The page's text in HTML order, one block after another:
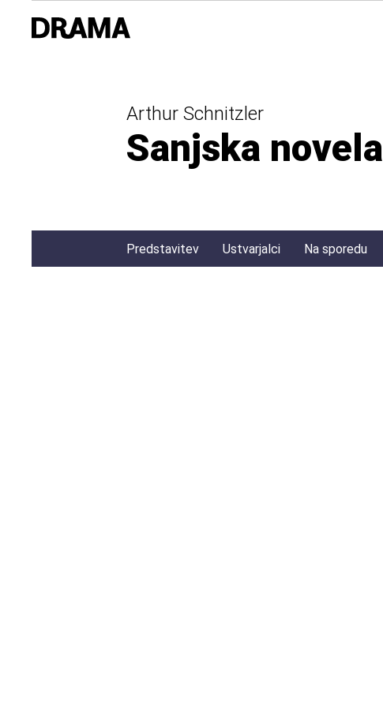
Arthur Schnitzler
Sanjska novela
Predstavitev Ustvarjalci Na sporedu